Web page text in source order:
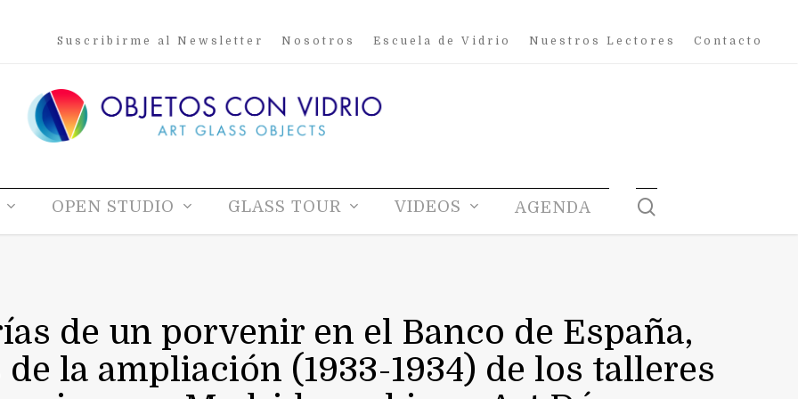
Suscribirme al Newsletter Nosotros Escuela de Vidrio Nuestros Lectores Contacto
OPEN STUDIO GLASS TOUR VIDEOS AGENDA
de un porvenir en el Banco de España,
la ampliación (1933-1934) de los talleres